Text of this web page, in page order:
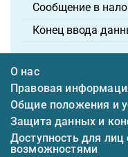
Сообщение в
Конец ввода
О нас
Правовая
Общие положения и
Защита данных и
Доступность для
возможностями